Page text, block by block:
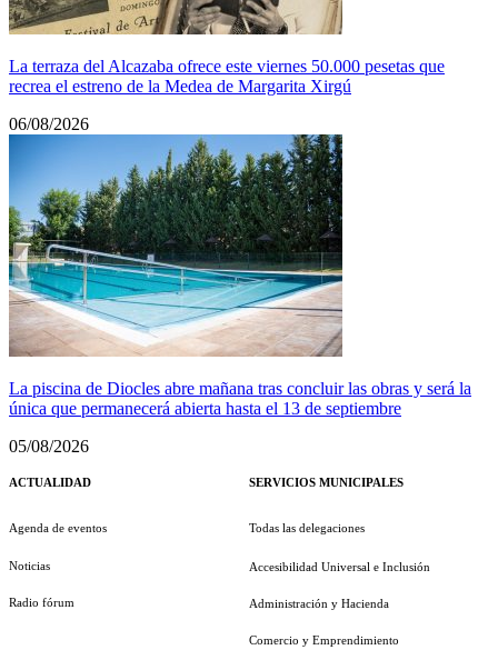
La terraza del Alcazaba ofrece este viernes 50.000 pesetas que
recrea el estreno de la Medea de Margarita Xirgú
06/08/2026
La piscina de Diocles abre mañana tras concluir las obras y será la
única que permanecerá abierta hasta el 13 de septiembre
05/08/2026
ACTUALIDAD
Agenda de eventos
Noticias
Radio fórum
SERVICIOS MUNICIPALES
Todas las delegaciones
Accesibilidad Universal e Inclusión
Administración y Hacienda
Comercio y Emprendimiento